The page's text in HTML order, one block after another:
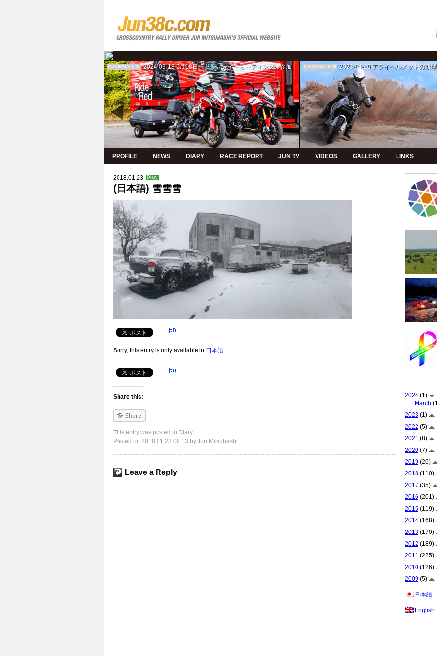
INFORMATION 2024-03-18 5月18日 ドゥカティ・ミーティングに参加 INFORMATION 2023-04-20 アライヘルメットの新型モデルPVの制
PROFILE NEWS DIARY RACE REPORT JUN TV VIDEOS GALLERY LINKS
2018.01.23 Diary
(日本語) 雪雪雪
Sorry, this entry is only available in 日本語.
Share this:
Share
This entry was posted in Diary.
Posted on 2018.01.23 09:13 by Jun Mitsuhashi
Leave a Reply
2024 (1)
March
2023 (1)
2022 (5)
2021 (8)
2020 (7)
2019 (26)
2018 (110)
2017 (35)
2016 (201)
2015 (119)
2014 (168)
2013 (170)
2012 (189)
2011 (225)
2010 (126)
2009 (5)
日本語
English